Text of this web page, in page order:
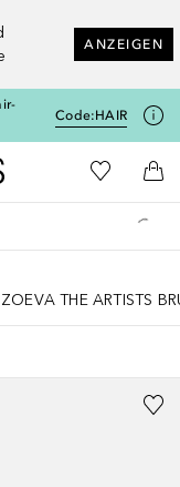
ANZEIGEN
Code:HAIR
Zur Douglas Startseite
Zu Meiner
ZOEVA THE ARTISTS